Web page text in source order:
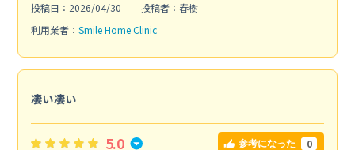
投稿日：2026/04/30
投稿者：春樹
利用業者： Smile Home Clinic
凄い凄い
5.0 参考になった 0